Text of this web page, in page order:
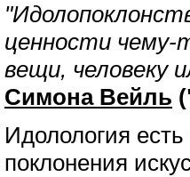
ценности чему-
вещи, человеку
Симона Вейль
Идолология
поклонения